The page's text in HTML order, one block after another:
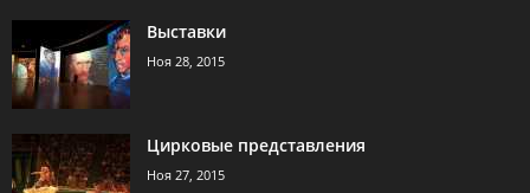
Выставки
Ноя 28, 2015
Цирковые представления
Ноя 27, 2015